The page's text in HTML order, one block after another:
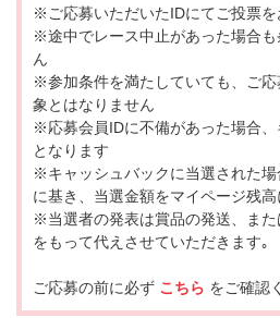
※ご応募いただいたIDにてご投票を
※途中でレース中止があった場合
ん
※参加条件を満たしていても、ご
象とはなりません
※応募会員IDに不備があった場合
となります
※キャッシュバックに当選された
に基き、当選金額をマイページ残
※当選者の発表は賞品の発送、ま
をもって代えさせていただきます｡
ご応募の前に必ず こちら をご確認